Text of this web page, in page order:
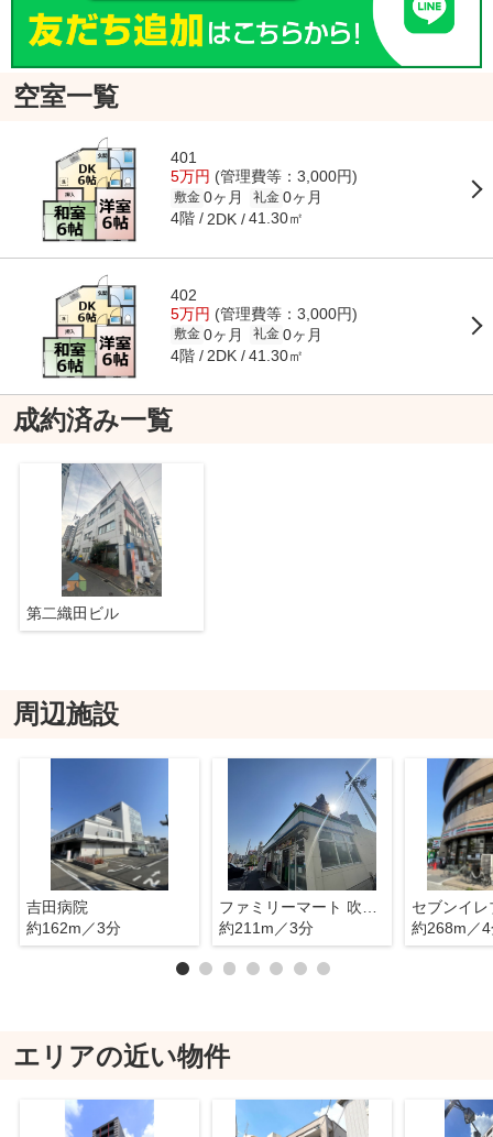
空室一覧
401
5万円 (管理費等：3,000円)
敷金 0ヶ月 礼金 0ヶ月
4階 2DK 41.30㎡
402
5万円 (管理費等：3,000円)
敷金 0ヶ月 礼金 0ヶ月
4階 2DK 41.30㎡
成約済み一覧
第二織田ビル
周辺施設
吉田病院
約162m／3分
ファミリーマート 吹上駅北店
約211m／3分
約268m／
エリアの近い物件